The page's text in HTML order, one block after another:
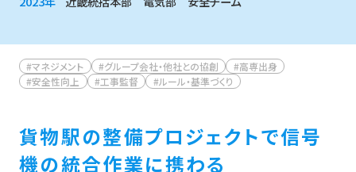
#マネジメント #グループ会社・他社との協創
#高専出身
#安全性向上
#工事監督 #ルール・基準づくり
貨物駅の整備プロジェクトで信号
機の統合作業に携わる